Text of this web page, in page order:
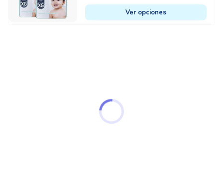
Ver opciones
product
page